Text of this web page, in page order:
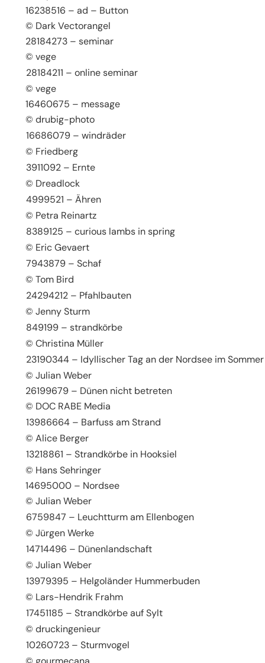
16238516 – ad – Button
© Dark Vectorangel
28184273 – seminar
© vege
28184211 – online seminar
© vege
16460675 – message
© drubig-photo
16686079 – windräder
© Friedberg
3911092 – Ernte
© Dreadlock
4999521 – Ähren
© Petra Reinartz
8389125 – curious lambs in spring
© Eric Gevaert
7943879 – Schaf
© Tom Bird
24294212 – Pfahlbauten
© Jenny Sturm
849199 – strandkörbe
© Christina Müller
23190344 – Idyllischer Tag an der Nordsee im Sommer
© Julian Weber
26199679 – Dünen nicht betreten
© DOC RABE Media
13986664 – Barfuss am Strand
© Alice Berger
13218861 – Strandkörbe in Hooksiel
© Hans Sehringer
14695000 – Nordsee
© Julian Weber
6759847 – Leuchtturm am Ellenbogen
© Jürgen Werke
14714496 – Dünenlandschaft
© Julian Weber
13979395 – Helgoländer Hummerbuden
© Lars-Hendrik Frahm
17451185 – Strandkörbe auf Sylt
© druckingenieur
10260723 – Sturmvogel